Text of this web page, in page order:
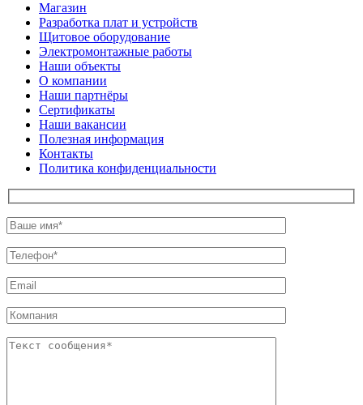
Магазин
Разработка плат и устройств
Щитовое оборудование
Электромонтажные работы
Наши объекты
О компании
Наши партнёры
Сертификаты
Наши вакансии
Полезная информация
Контакты
Политика конфиденциальности